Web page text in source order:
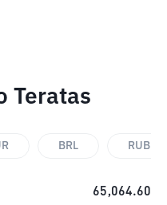
Teratas
BRL RUB
65,064.60